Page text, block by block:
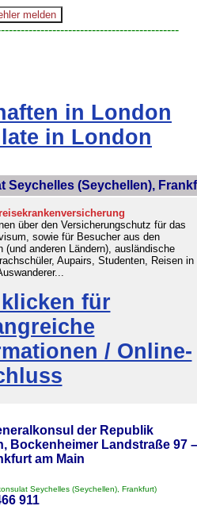
in London
in London
Seychelles (Seychellen),
über den Versicherungschutz für das
sowie für Besucher aus den
(und anderen Ländern), ausländische
Aupairs, Studenten, Reisen in
für
/ Online-
der Republik
Bockenheimer Landstraße 97
am Main
Seychelles (Seychellen), Frankfurt)
911